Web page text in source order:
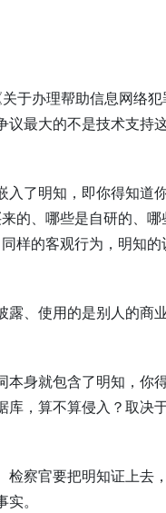
于办理帮助信息网络犯
最大的不是技术支持
入了明知，即你得知道
的、哪些是自研的、哪
样的客观行为，明知的
露、使用的是别人的商
本身就包含了明知，你
库，算不算侵入？取决
察官要把明知证上去，
。